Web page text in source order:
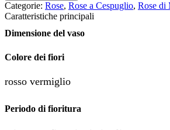
Categorie: Rose, Rose a Cespuglio, Rose di
Caratteristiche principali
Dimensione del vaso
Colore dei fiori
rosso vermiglio
Periodo di fioritura